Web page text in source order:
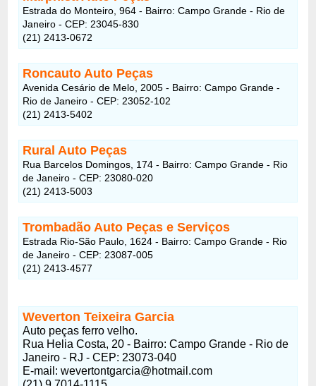
Estrada do Monteiro, 964 - Bairro: Campo Grande - Rio de
Janeiro - CEP: 23045-830
(21) 2413-0672
Roncauto Auto Peças
Avenida Cesário de Melo, 2005 - Bairro: Campo Grande -
Rio de Janeiro - CEP: 23052-102
(21) 2413-5402
Rural Auto Peças
Rua Barcelos Domingos, 174 - Bairro: Campo Grande - Rio
de Janeiro - CEP: 23080-020
(21) 2413-5003
Trombadão Auto Peças e Serviços
Estrada Rio-São Paulo, 1624 - Bairro: Campo Grande - Rio
de Janeiro - CEP: 23087-005
(21) 2413-4577
Weverton Teixeira Garcia
Auto peças ferro velho.
Rua Helia Costa, 20 - Bairro: Campo Grande - Rio de
Janeiro - RJ - CEP: 23073-040
E-mail: wevertontgarcia@hotmail.com